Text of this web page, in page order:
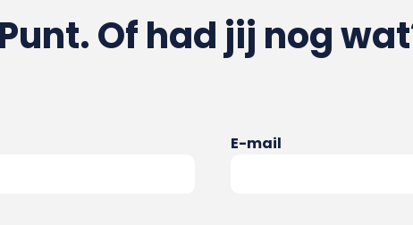
Punt. Of had jij nog
E-mail